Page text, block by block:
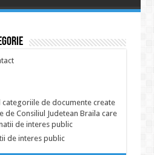
categoriile de documente create
de Consiliul Judetean Braila care
de interes public
de interes public